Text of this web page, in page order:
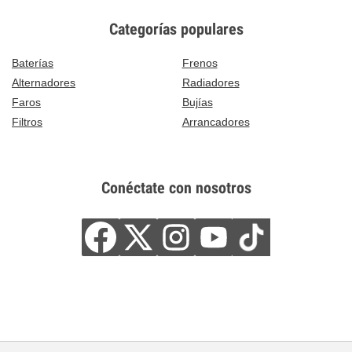
Categorías populares
Baterías
Frenos
Alternadores
Radiadores
Faros
Bujías
Filtros
Arrancadores
Conéctate con nosotros